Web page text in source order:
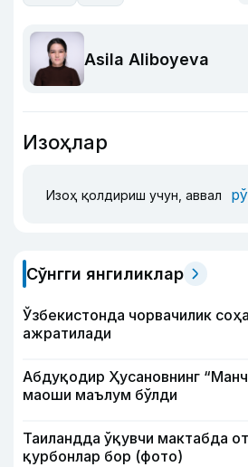
Asila Aliboyeva
Изоҳлар
Изоҳ қолдириш учун, аввал
Сўнгги янгиликлар
Ўзбекистонда чорвачилик
ажратилади
Абдуқодир Ҳусановнинг
маоши маълум бўлди
Таиландда ўқувчи мактабда
қурбонлар бор (фото)